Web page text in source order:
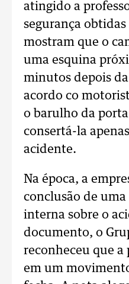
atingido a
segurança
mostram que o
uma esquina
minutos depois
acordo co
o barulho da
consertá-la
acidente.
Na época, a
conclusão de
interna sobre o
documento, o
reconheceu que a
em um